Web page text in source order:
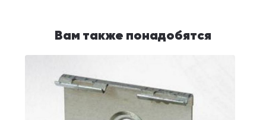
Вам также понадобятся